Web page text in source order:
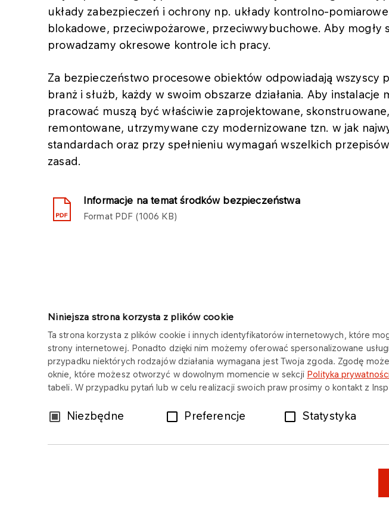
Niniejsza strona korzysta z plików cookie
Ta strona korzysta z plików cookie i innych identyfikatorów internetowych, które
strony internetowej. Ponadto dzięki nim możemy oferować spersonalizowane
przypadku niektórych rodzajów działania wymagana jest Twoja zgoda. Zgodę
oknie, które możesz otworzyć w dowolnym momencie w sekcji Polityka
tabeli. W przypadku pytań lub w celu realizacji swoich praw prosimy o kontakt z
WybórNiezbędne Preferencje Statystyka
układy zabezpieczeń i ochrony np. układy kontrolno-
blokadowe, przeciwpożarowe, przeciwwybuchowe. Aby mogły
prowadzamy okresowe kontrole ich pracy.
Za bezpieczeństwo procesowe obiektów odpowiadają wszyscy
branż i służb, każdy w swoim obszarze działania. Aby instalacje
pracować muszą być właściwie zaprojektowane,
remontowane, utrzymywane czy modernizowane tzn. w jak
standardach oraz przy spełnieniu wymagań wszelkich
zasad.
Informacje na temat środków bezpieczeństwa
Format PDF 1006 KB
SOLINO
Copyright © 2025
Wszystkie prawa zastrzeżone
NA SKRÓTY
O firmie